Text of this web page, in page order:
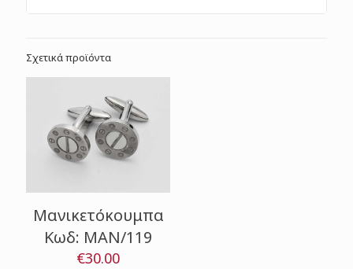
Σχετικά προϊόντα
Μανικετόκουμπα
Κωδ: ΜΑΝ/119
€30.00